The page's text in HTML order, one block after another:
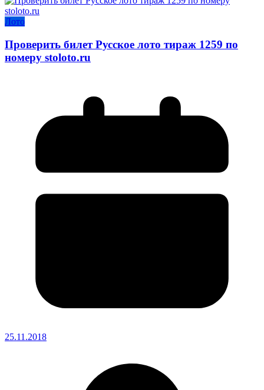
Лото
Проверить билет Русское лото тираж 1259 по
номеру stoloto.ru
25.11.2018